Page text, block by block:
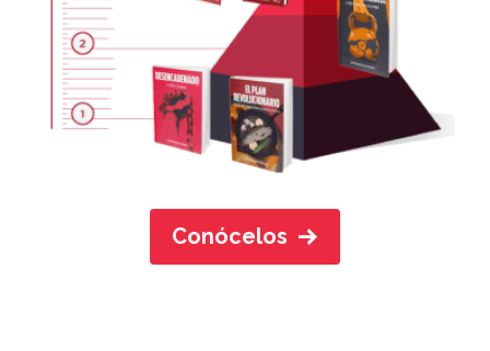
Conócelos